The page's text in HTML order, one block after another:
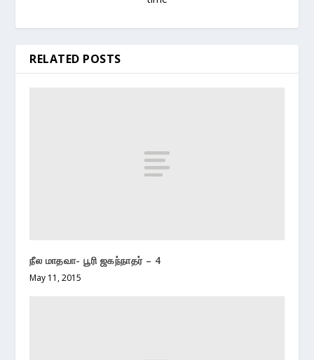
RELATED POSTS
நீல மாதவா- பூரி ஜகந்நாதர் – 4
May 11, 2015